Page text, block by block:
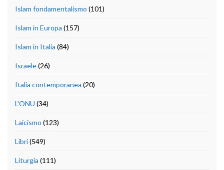
Islam fondamentalismo (101)
Islam in Europa (157)
Islam in Italia (84)
Israele(26)
Italia contemporanea (20)
L'ONU (34)
Laicismo (123)
Libri(549)
Liturgia (111)